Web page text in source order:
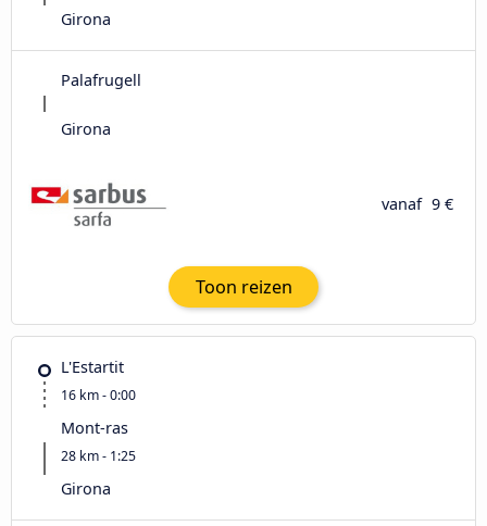
Girona
Palafrugell
Girona
vanaf 9 €
Toon reizen
L'Estartit
16 km - 0:00
Mont-ras
28 km - 1:25
Girona